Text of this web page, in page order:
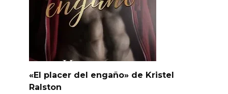
«El placer del engaño» de Kristel
Ralston